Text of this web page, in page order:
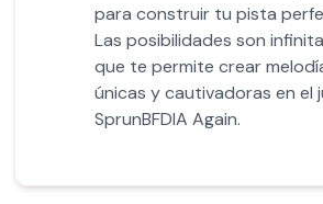
para construir tu pista
Las posibilidades son
que te permite crear
únicas y cautivadoras en el
SprunBFDIA Again.